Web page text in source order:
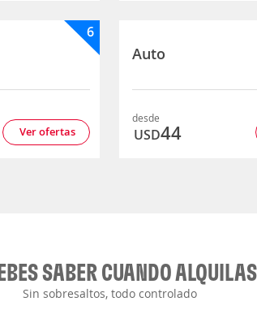
6
Ver ofertas
Auto
desde
USD44
SABER CUANDO
Sin sobresaltos, todo controlado